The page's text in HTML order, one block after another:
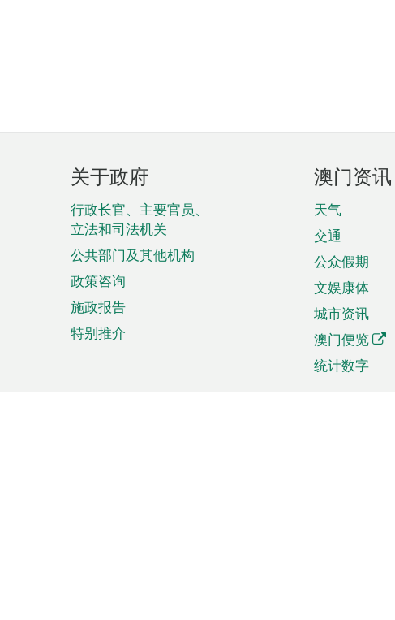
页
脚
菜
单
关于政府
行政长官、主要官员、
立法和司法机关
公共部门及其他机构
政策咨询
施政报告
特别推介
澳门资讯
天气
交通
公众假期
文娱康体
城市资讯
澳门便览
统计数字